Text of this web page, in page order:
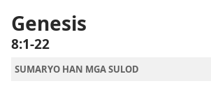
Genesis
8:1-22
SUMARYO HAN MGA SULOD